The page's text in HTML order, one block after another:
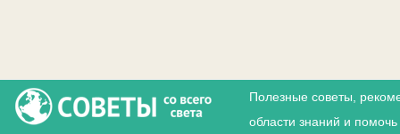
Полезные советы,
области знаний и